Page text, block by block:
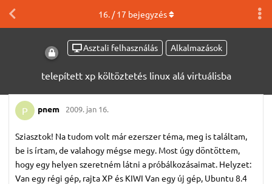
Asztali felhasználás Alkalmazások
telepített xp költöztetés linux alá virtuálisba
16. /17 bejegyzés
P pnem 2009. jan 16.
Sziasztok! Na tudom volt már ezerszer téma, meg is találtam,
be is írtam, de valahogy mégse megy. Most úgy döntöttem,
hogy egy helyen szeretném látni a próbálkozásaimat. Helyzet:
Van egy régi gép, rajta XP és KIWI Van egy új gép, Ubuntu 8.4